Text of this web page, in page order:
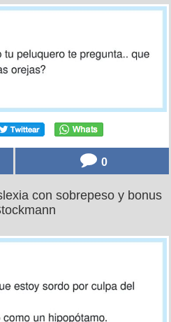
0
con sobrepeso y bonus